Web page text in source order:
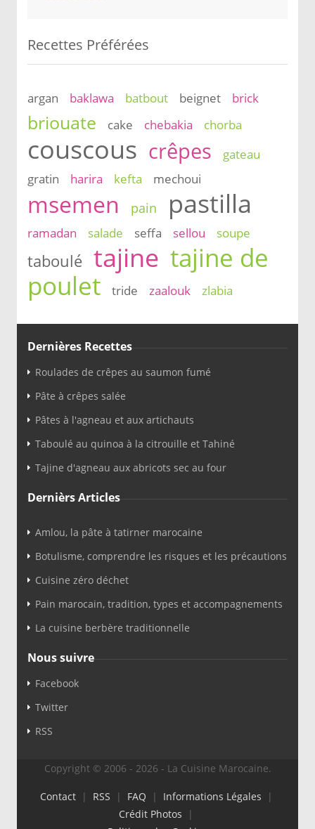
Recettes Préférées
argan baklawa batbout beignet brick
briouate cake chebakia chorba
couscous crêpes
gateau
gratin
harira kefta mechoui
msemen pain pastilla
ramadan salade seffa sellou soupe
taboulé tajine tajine de
poulet
tride zaalouk zlabia
Dernières Recettes
Roulades de crêpes au saumon fumé
Pâte à crêpes salée
Pâtes à l'agneau et aux artichauts
Taboulé au quinoa à la citrouille et Tahiné
Tajine d'agneau aux abricots sec au four
Dernièrs Articles
Amlou, la pâte à tatirner marocaine
Botulisme, comprendre les risques et les précautions
Cuisine zéro déchet
Pain marocain, tradition, types et accompagnements
La cuisine berbère traditionnelle
Nous suivre
Facebook
Twitter
RSS
Copyright © 2006 - 2026 - La Cuisine Marocaine.
Contact| RSS | FAQ | Informations Légales |
Crédit Photos |